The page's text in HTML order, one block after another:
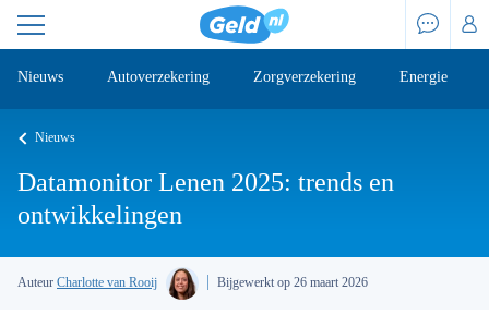
Nieuws Autoverzekering Zorgverzekering Energie
Nieuws
Datamonitor Lenen 2025: trends en
ontwikkelingen
Auteur Charlotte van Rooij Bijgewerkt op 26 maart 2026